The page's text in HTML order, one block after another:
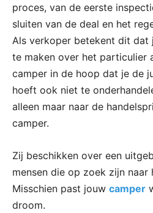
proces, van de eerste
sluiten van de deal en het
Als verkoper betekent dit dat
te maken over het particulier
camper in de hoop dat je de
hoeft ook niet te
alleen maar naar de
camper.
Zij beschikken over een
mensen die op zoek zijn naar
Misschien past jouw camper
droom.